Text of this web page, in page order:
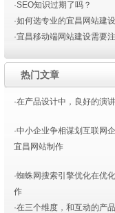
·SEO知识过期了吗？
·如何选专业的宜昌网站建
·宜昌移动端网站建设需要
热门文章
·在产品设计中，良好的演
·中小企业争相谋划互联网
宜昌网站制作
·蜘蛛网搜索引擎优化在优
作
·在三个维度，和互动的产